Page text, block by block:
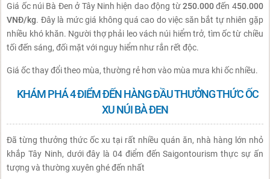
Giá ốc núi Bà Đen ở Tây Ninh hiện dao động từ250.000đến 450.000
VNĐ/kg. Đây là mức giá không quá cao do việc săn bắt tự nhiên gặp
nhiều khó khăn. Người thợ phải leo vách núi hiểm trở, tìm ốc từ chiều
tối đến sáng, đối mặt với nguy hiểm như rắn rết độc.
Giá ốc thay đổi theo mùa, thường rẻ hơn vào mùa mưa khi ốc nhiều.
KHÁM PHÁ 4 ĐIỂM ĐẾN HÀNG ĐẦU THƯỞNG THỨC ỐC
XU NÚI BÀ ĐEN
Đã từng thưởng thức ốc xu tại rất nhiều quán ăn, nhà hàng lớn nhỏ
khắp Tây Ninh, dưới đây là 04 điểm đến Saigontourism thực sự ấn
tượng và thường xuyên ghé đến nhất